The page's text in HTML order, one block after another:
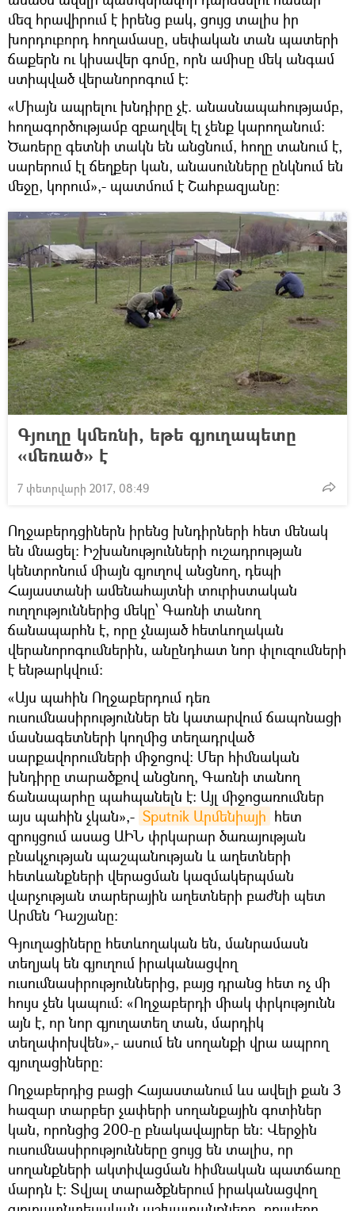
մեզ հրավիրում է իրենց բակ, ցույց տալիս իր
խորդուբորդ հողամասը, սեփական տան պատերի
ճաքերն ու կիսավեր գոմը, որն ամիսը մեկ անգամ
ստիպված վերանորոգում է:
«Միայն ապրելու խնդիրը չէ. անասնապահությամբ,
հողագործությամբ զբաղվել էլ չենք կարողանում:
Ծառերը գետնի տակն են անցնում, հողը տանում է,
սարերում էլ ճեղքեր կան, անասունները ընկնում են
մեջը, կորում»,- պատմում է Շահբազյանը:
Գյուղը կմեռնի, եթե գյուղապետը
«մեռած» է
7 փետրվարի 2017, 08:49
Ողջաբերդցիներն իրենց խնդիրների հետ մենակ
են մնացել: Իշխանությունների ուշադրության
կենտրոնում միայն գյուղով անցնող, դեպի
Հայաստանի ամենահայտնի տուրիստական
ուղղություններից մեկը՝ Գառնի տանող
ճանապարհն է, որը չնայած հետևողական
վերանորոգումներին, անընդհատ նոր փլուզումների
է ենթարկվում:
«Այս պահին Ողջաբերդում դեռ
ուսումնասիրություններ են կատարվում ճապոնացի
մասնագետների կողմից տեղադրված
սարքավորումների միջոցով: Մեր հիմնական
խնդիրը տարածքով անցնող, Գառնի տանող
ճանապարհը պահպանելն է: Այլ միջոցառումներ
այս պահին չկան»,- Sputnik Արմենիայի հետ
զրույցում ասաց ԱԻՆ փրկարար ծառայության
բնակչության պաշպանության և աղետների
հետևանքների վերացման կազմակերպման
վարչության տարերային աղետների բաժնի պետ
Արմեն Դաշյանը:
Գյուղացիները հետևողական են, մանրամասն
տեղյակ են գյուղում իրականացվող
ուսումնասիրություններից, բայց դրանց հետ ոչ մի
հույս չեն կապում: «Ողջաբերդի միակ փրկությունն
այն է, որ նոր գյուղատեղ տան, մարդիկ
տեղափոխվեն»,- ասում են սողանքի վրա ապրող
գյուղացիները:
Ողջաբերդից բացի Հայաստանում ևս ավելի քան 3
հազար տարբեր չափերի սողանքային գոտիներ
կան, որոնցից 200-ը բնակավայրեր են: Վերջին
ուսումնասիրությունները ցույց են տալիս, որ
սողանքների ակտիվացման հիմնական պատճառը
մարդն է: Տվյալ տարածքներում իրականացվող